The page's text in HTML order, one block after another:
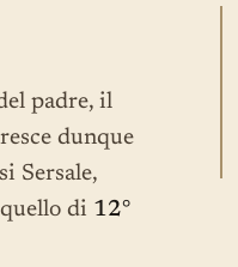
padre, il
dunque
Sersale,
di 12°